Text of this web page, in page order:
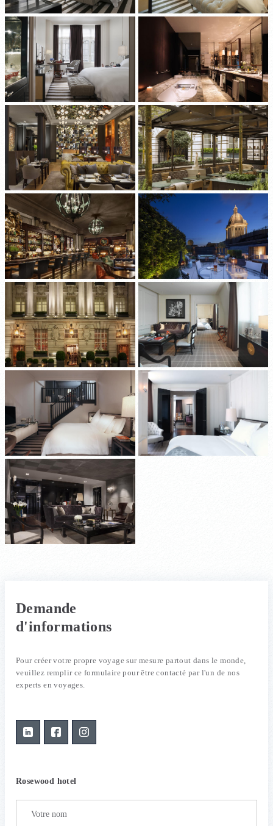
Demande
d'informations
Pour créer votre propre voyage sur mesure partout dans le monde,
veuillez remplir ce formulaire pour être contacté par l'un de nos
experts en voyages.
Rosewood hotel